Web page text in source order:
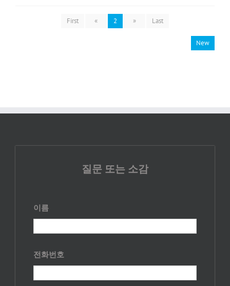
First « 2 » Last
New
질문 또는 소감
이름
전화번호